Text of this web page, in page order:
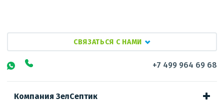
СВЯЗАТЬСЯ С НАМИ
+7 499 964 69 68
Компания ЗелСептик